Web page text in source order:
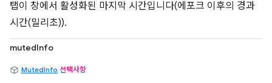
탭이 창에서 활성화된 마지막 시간입니다(에포크 이후의 경과
시간(밀리초)).
mutedInfo
MutedInfo 선택사항